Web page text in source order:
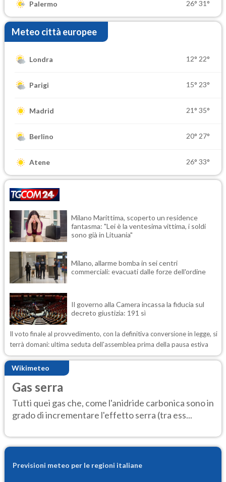
Palermo 26° 31°
Meteo città europee
Londra 12° 22°
Parigi 15° 23°
Madrid 21° 35°
Berlino 20° 27°
Atene 26° 33°
Milano Marittima, scoperto un residence
fantasma: "Lei è la ventesima vittima, i soldi
sono già in Lituania"
Milano, allarme bomba in sei centri
commerciali: evacuati dalle forze dell'ordine
Il governo alla Camera incassa la fiducia sul
decreto giustizia: 191 sì
Il voto finale al provvedimento, con la definitiva conversione in legge, si
terrà domani: ultima seduta dell'assemblea prima della pausa estiva
Wikimeteo
Gas serra
Tutti quei gas che, come l'anidride carbonica sono in
grado di incrementare l'effetto serra (tra ess...
Previsioni meteo per le regioni italiane